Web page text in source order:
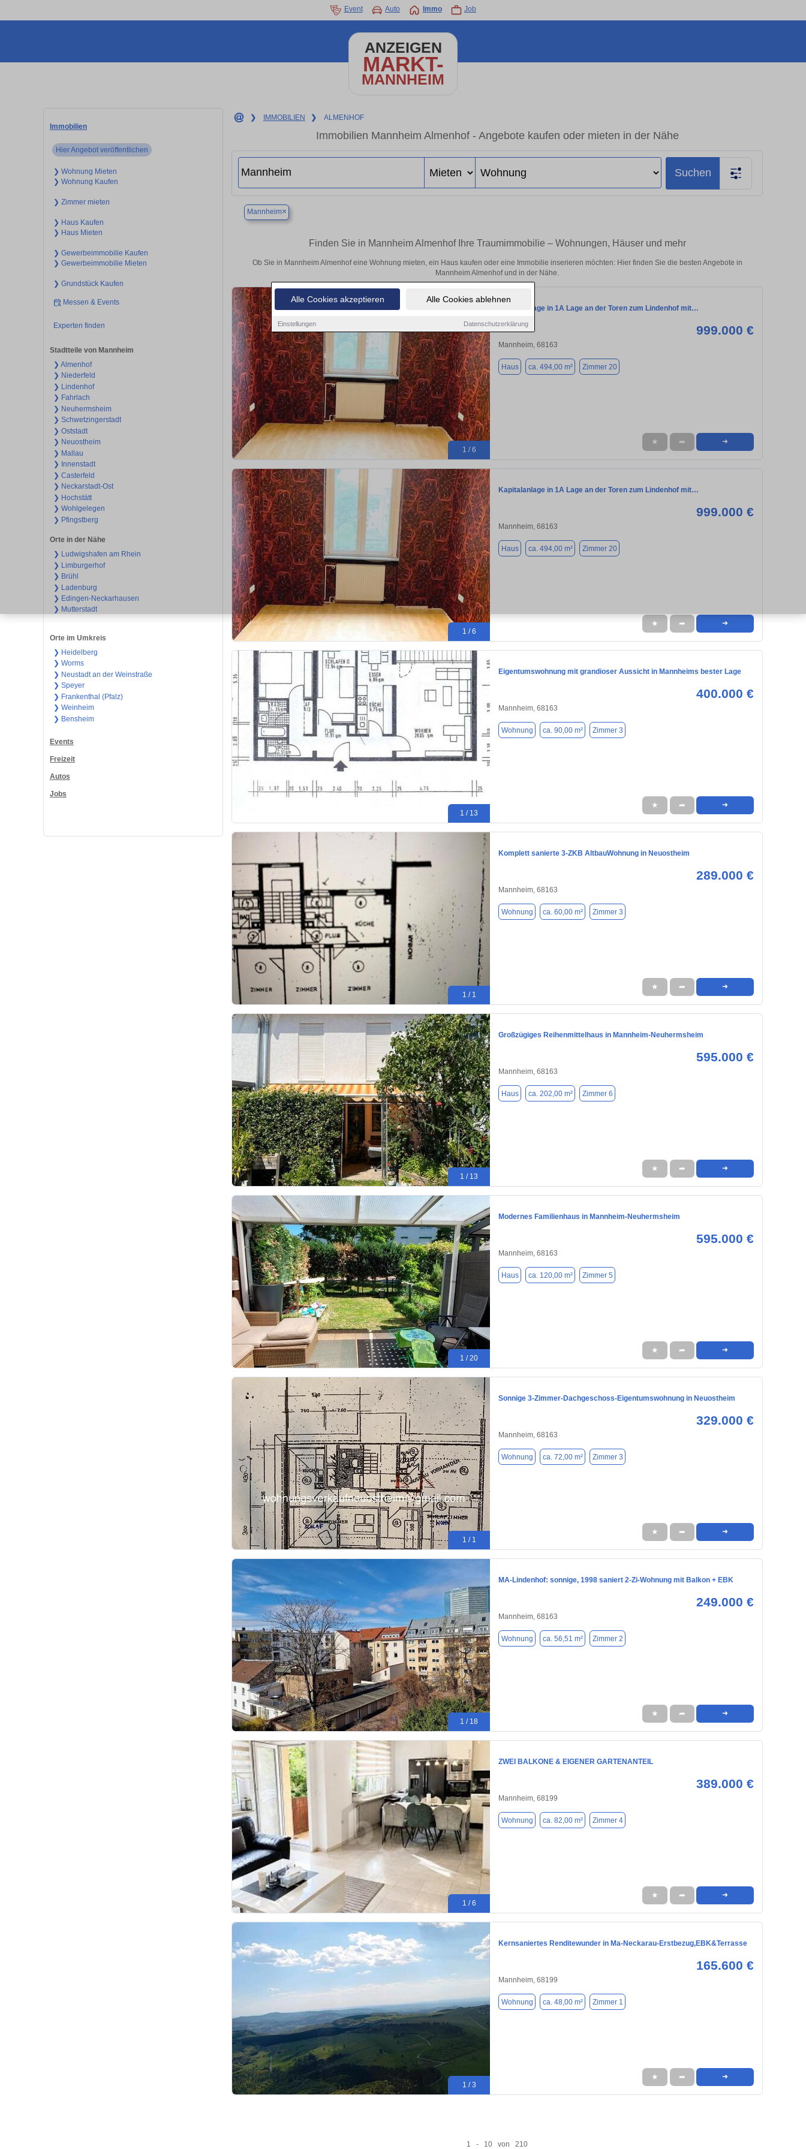
Alle Cookies akzeptieren Alle Cookies ablehnen
Einstellungen Datenschutzerklärung
Event Auto Immo Job
ANZEIGEN
MARKT-
MANNHEIM
Immobilien
Hier Angebot veröffentlichen
❯ Wohnung Mieten
❯ Wohnung Kaufen
❯ Zimmer mieten
❯ Haus Kaufen
❯ Haus Mieten
❯ Gewerbeimmobilie Kaufen
❯ Gewerbeimmobilie Mieten
❯ Grundstück Kaufen
Messen & Events
Experten finden
Stadtteile von Mannheim
❯ Almenhof
❯ Niederfeld
❯ Lindenhof
❯ Fahrlach
❯ Neuhermsheim
❯ Schwetzingerstadt
❯ Oststadt
❯ Neuostheim
❯ Mallau
❯ Innenstadt
❯ Casterfeld
❯ Neckarstadt-Ost
❯ Hochstätt
❯ Wohlgelegen
❯ Pfingstberg
Orte in der Nähe
❯ Ludwigshafen am Rhein
❯ Limburgerhof
❯ Brühl
❯ Ladenburg
❯ Edingen-Neckarhausen
❯ Mutterstadt
Orte im Umkreis
❯ Heidelberg
❯ Worms
❯ Neustadt an der Weinstraße
❯ Speyer
❯ Frankenthal (Pfalz)
❯ Weinheim
❯ Bensheim
Events
Freizeit
Autos
Jobs
❯ IMMOBILIEN ❯ ALMENHOF
Immobilien Mannheim Almenhof - Angebote kaufen oder mieten in der Nähe
Suchen
Mannheim×
Finden Sie in Mannheim Almenhof Ihre Traumimmobilie – Wohnungen, Häuser und mehr
Ob Sie in Mannheim Almenhof eine Wohnung mieten, ein Haus kaufen oder eine Immobilie inserieren möchten: Hier finden Sie die besten Angebote in
Mannheim Almenhof und in der Nähe.
1 / 6
Kapitalanlage in 1A Lage an der Toren zum Lindenhof mit…
999.000 €
Mannheim, 68163
Haus ca. 494,00 m² Zimmer 20
★ ➦ ➜
1 / 6
Kapitalanlage in 1A Lage an der Toren zum Lindenhof mit…
999.000 €
Mannheim, 68163
Haus ca. 494,00 m² Zimmer 20
★ ➦ ➜
1 / 13
Eigentumswohnung mit grandioser Aussicht in Mannheims bester Lage
400.000 €
Mannheim, 68163
Wohnung ca. 90,00 m² Zimmer 3
★ ➦ ➜
1 / 1
Komplett sanierte 3-ZKB AltbauWohnung in Neuostheim
289.000 €
Mannheim, 68163
Wohnung ca. 60,00 m² Zimmer 3
★ ➦ ➜
1 / 13
Großzügiges Reihenmittelhaus in Mannheim-Neuhermsheim
595.000 €
Mannheim, 68163
Haus ca. 202,00 m² Zimmer 6
★ ➦ ➜
1 / 20
Modernes Familienhaus in Mannheim-Neuhermsheim
595.000 €
Mannheim, 68163
Haus ca. 120,00 m² Zimmer 5
★ ➦ ➜
1 / 1
Sonnige 3-Zimmer-Dachgeschoss-Eigentumswohnung in Neuostheim
329.000 €
Mannheim, 68163
Wohnung ca. 72,00 m² Zimmer 3
★ ➦ ➜
1 / 18
MA-Lindenhof: sonnige, 1998 saniert 2-Zi-Wohnung mit Balkon + EBK
249.000 €
Mannheim, 68163
Wohnung ca. 56,51 m² Zimmer 2
★ ➦ ➜
1 / 6
ZWEI BALKONE & EIGENER GARTENANTEIL
389.000 €
Mannheim, 68199
Wohnung ca. 82,00 m² Zimmer 4
★ ➦ ➜
1 / 3
Kernsaniertes Renditewunder in Ma-Neckarau-Erstbezug,EBK&Terrasse
165.600 €
Mannheim, 68199
Wohnung ca. 48,00 m² Zimmer 1
★ ➦ ➜
1 - 10 von 210